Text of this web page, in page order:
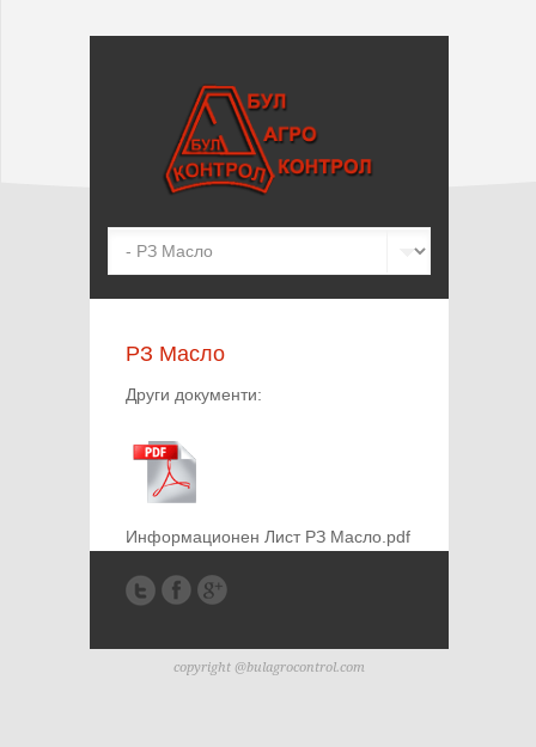
РЗ Масло
Други документи:
Информационен Лист РЗ Масло.pdf
copyright @bulagrocontrol.com